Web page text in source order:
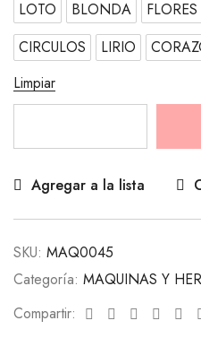
LOTO
BLONDA FLORES
CIRCULOS
LIRIO
Limpiar
Agregar a la lista
SKU: MAQ0045
Categoría: MAQUINAS Y
Compartir:
Facebook
TwitterLinkedin